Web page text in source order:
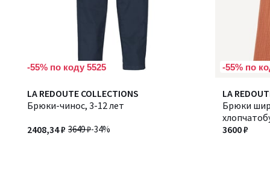
-55% по коду 5525
LA REDOUTE COLLECTIONS
Брюки-чинос, 3-12 лет
3649 ₽-34%
2408,34 ₽
-55% по
LA
Брюки
3600 ₽